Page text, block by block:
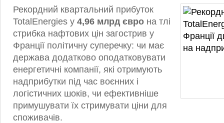
Рекордний квартальний прибуток
TotalEnergies у 4,96 млрд євро на тлі
стрибка нафтових цін загострив у
Франції політичну суперечку: чи має
держава додатково оподатковувати
енергетичні компанії, які отримують
надприбутки під час воєнних і
логістичних шоків, чи ефективніше
примушувати їх стримувати ціни для
споживачів.